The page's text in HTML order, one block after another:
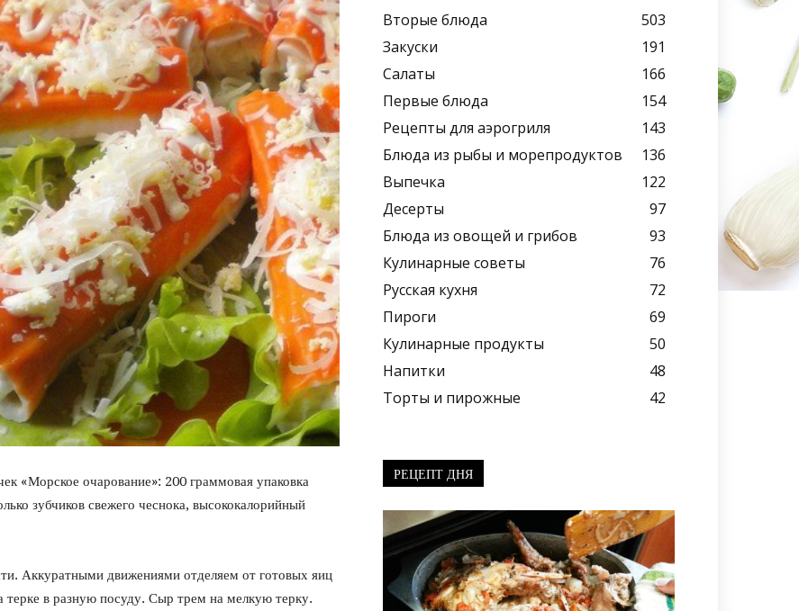
вкусные
блюда
+
«Морское очарование»: 200 граммовая упаковка
зубчиков свежего чеснока, высококалорийный
Аккуратными движениями отделяем от готовых яиц
терке в разную посуду. Сыр трем на мелкую терку.
Вторые блюда
503
Закуски
191
Салаты
166
Первые блюда
154
Рецепты для аэрогриля
143
Блюда из рыбы и морепродуктов
136
Выпечка
122
Десерты
97
Блюда из овощей и грибов
93
Кулинарные советы
76
Русская кухня
72
Пироги
69
Кулинарные продукты
50
Напитки
48
Торты и пирожные
42
РЕЦЕПТ ДНЯ